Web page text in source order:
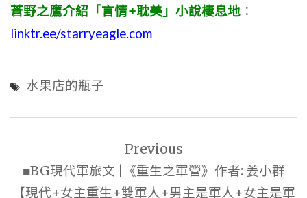
蒼野之鷹介紹「言情+耽美」小說棲息地 ：
linktr.ee/starryeagle.com
水果店的瓶子
導
Previous
■BG現代軍旅文 |《重生之軍營》作者: 姜小群
【現代+女主重生+雙軍人+男主是軍人+女主是軍